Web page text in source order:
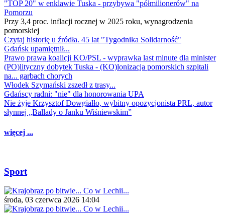
"TOP 20" w enklawie Tuska - przybywa "półmilionerów" na
Pomorzu
Przy 3,4 proc. inflacji rocznej w 2025 roku, wynagrodzenia
pomorskiej
Czytaj historię u źródła. 45 lat "Tygodnika Solidarność"
Gdańsk upamiętnił...
Prawo prawa koalicji KO/PSL - wyprawka last minute dla minister
(PO)lityczny dobytek Tuska - (KO)lonizacja pomorskich szpitali
na... garbach chorych
Włodek Szymański zszedł z trasy...
Gdańscy radni: "nie" dla honorowania UPA
Nie żyje Krzysztof Dowgiałło, wybitny opozycjonista PRL, autor
słynnej „Ballady o Janku Wiśniewskim”
więcej ...
Sport
środa, 03 czerwca 2026 14:04